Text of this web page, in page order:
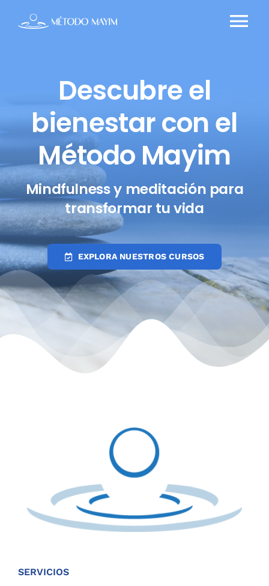
contenido
Servicios
El Libro
Blog
Contacto
Descubre el
bienestar con el
Método Mayim
Mindfulness y meditación para
transformar tu vida
EXPLORA NUESTROS CURSOS
SERVICIOS